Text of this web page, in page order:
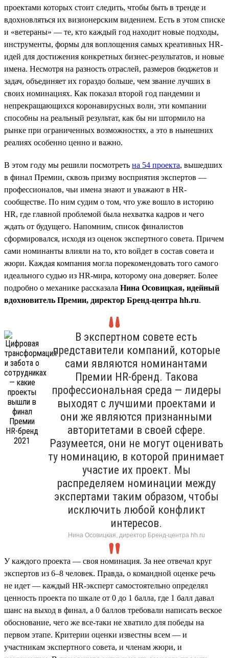
проектами которых стоит следить, чтобы быть в тренде и
вдохновляться их визионерским видением. Есть в этом списке
и «ветераны» — те, кто каждый год находит новые подходы,
инструменты, формы для воплощения самых креативных HR-
идей для достижения конкретных бизнес-результатов, и новые
имена. Несмотря на разность отраслей, размеров бюджетов и
задач, объединяет их гораздо больше, чем звание лучших в
своих номинациях. Как показал второй год пандемии и
непрекращающихся коронавирусных волн, эти компании
способны на реальный результат, как бы ни штормило на
рынке при ограниченных возможностях, а это в нынешних
реалиях особенно ценно и важно.
В этом году мы решили посмотреть на 54 проекта, вышедших
в финал Премии, сквозь призму восприятия экспертов —
профессионалов, чьи имена знают и уважают в HR-
сообществе. По ним судим о том, что уже вошло в историю
HR, где главной проблемой была нехватка кадров и чего
ждать от будущего. Напомним, список финалистов
сформировался, исходя из оценок экспертного совета. Причем
сами номинанты влияли на то, кто войдет в состав совета и
жюри. Каждая компания могла порекомендовать того самого
идеального судью из HR-мира, которому она доверяет. Более
подробно о механике рассказала Нина Осовицкая, идейный
вдохновитель Премии, директор Бренд-центра hh.ru.
В экспертном совете есть
представители компаний, которые
сами являются номинантами
Премии HR-бренд. Такова
профессиональная среда — лидеры
выходят с лучшими проектами и
они же являются признанными
авторитетами в своей сфере.
Разумеется, они не могут оценивать
ту номинацию, в которой принимает
участие их проект. Мы
распределяем номинации между
экспертами таким образом, чтобы
исключить любой конфликт
интересов.
Нина Осовицкая, директор Бренд-центра hh.ru
У каждого проекта — своя номинация. За нее отвечал круг
экспертов из 6–8 человек. Правда, о командной оценке речь
не идет — каждый HR-эксперт самостоятельно определял
ценность проекта по шкале от 0 до 1 балла, где 1 балл давал
шанс на выход в финал, а 0 баллов требовали написать веское
обоснование, чего же все-таки не хватило для победы на
первом этапе. Критерии оценки известны всем — и
участникам экспертного совета, и членам жюри, и